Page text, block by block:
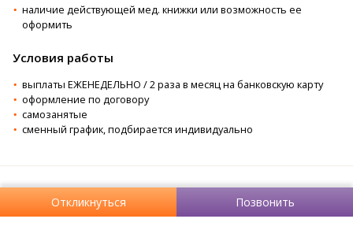
наличие действующей мед. книжки или возможность ее
оформить
Условия работы
выплаты ЕЖЕНЕДЕЛЬНО / 2 раза в месяц на банковскую карту
оформление по договору
самозанятые
сменный график, подбирается индивидуально
Откликнуться Позвонить